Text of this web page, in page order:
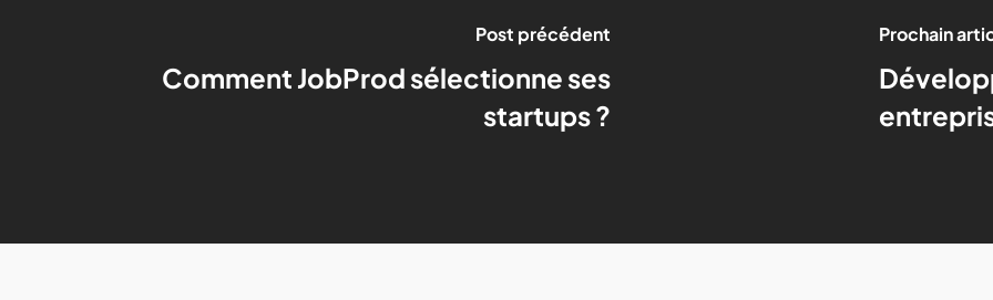
Post précédent
Comment JobProd sélectionne ses
startups ?
Prochain